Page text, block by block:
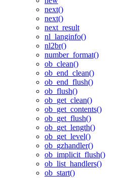
next()
next()
next_result
nl_langinfo()
nl2br()
number_format()
ob_clean()
ob_end_clean()
ob_end_flush()
ob_flush()
ob_get_clean()
ob_get_contents()
ob_get_flush()
ob_get_length()
ob_get_level()
ob_gzhandler()
ob_implicit_flush()
ob_list_handlers()
ob_start()